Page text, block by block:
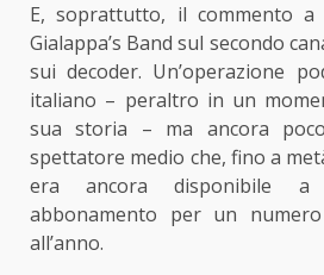
E, soprattutto, il commento a
Gialappa’s Band sul secondo
sui decoder. Un’operazione
italiano – peraltro in un
sua storia – ma ancora
spettatore medio che, fino a
era ancora disponibile a
abbonamento per un
all’anno.